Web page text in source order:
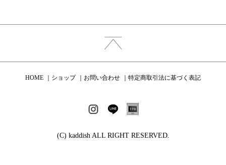
HOME ショップ お問い合わせ 特定商取引法に基づく表記
(C) kaddish ALL RIGHT RESERVED.